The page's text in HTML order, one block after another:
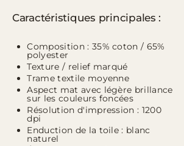
Caractéristiques principales :
Composition : 35% coton / 65%
polyester
Texture / relief marqué
Trame textile moyenne
Aspect mat avec légère brillance
sur les couleurs foncées
Résolution d'impression : 1200
dpi
Enduction de la toile : blanc
naturel